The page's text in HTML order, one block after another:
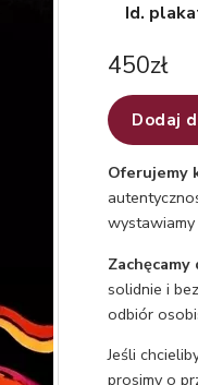
Id.
450zł
Dodaj
Oferujemy
solidnie i
odbiór
Jeśli
prosimy o